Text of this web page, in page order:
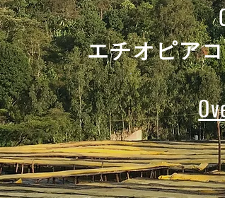
エチオピア